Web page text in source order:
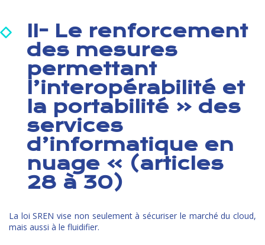
II- Le renforcement
des mesures
permettant
l’interopérabilité et
la portabilité « des
services
d’informatique en
nuage » (articles
28 à 30)
La loi SREN vise non seulement à sécuriser le marché du cloud,
mais aussi à le fluidifier.